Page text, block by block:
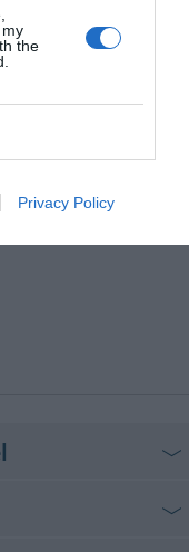
the
Privacy Policy
per gruppi
da/per Aeroporto